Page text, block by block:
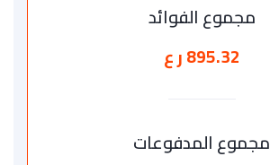
مجموع الفوائد
895.32 ر ع
مجموع المدفوعات